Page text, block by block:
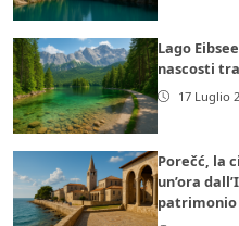
Lago
nascosti
17 Luglio
Porečć, la
un’ora
patrimonio